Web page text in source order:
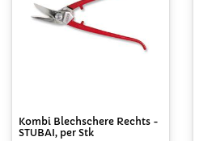
Kombi Blechschere Rechts -
STUBAI, per Stk